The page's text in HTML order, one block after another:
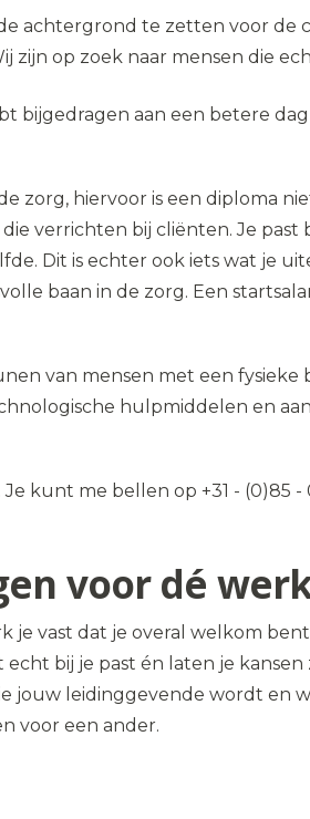
achtergrond te zetten voor
op zoek naar mensen die
bijgedragen aan een betere
zorg, hiervoor is een diploma
verrichten bij cliënten. Je
Dit is echter ook iets wat je
baan in de zorg. Een
van mensen met een
hulpmiddelen en
kunt me bellen op +31 - (0)85 -
voor dé
vast dat je overal welkom
bij je past én laten je
jouw leidinggevende wordt
voor een ander.